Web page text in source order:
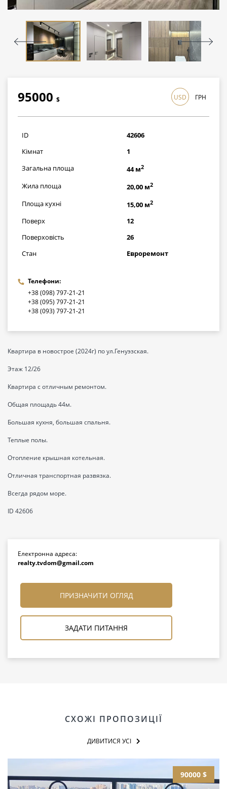
95000 $
2755000грн
USD ГРН
ID
42606
Кімнат
1
Загальна площа
44 м2
Жила площа 20,00 м2
Площа кухні 15,00 м2
Поверх
12
Поверховість
26
Стан
Евроремонт
Телефони:
+38 (098) 797-21-21
+38 (095) 797-21-21
+38 (093) 797-21-21
Квартира в новострое (2024г) по ул.Генуэзская.
Этаж 12/26
Квартира с отличным ремонтом.
Общая площадь 44м.
Большая кухня, большая спальня.
Теплые полы.
Отопление крышная котельная.
Отличная транспортная развязка.
Всегда рядом море.
ID 42606
Електронна адреса:
realty.tvdom@gmail.com
ПРИЗНАЧИТИ ОГЛЯД
ЗАДАТИ ПИТАННЯ
СХОЖІ ПРОПОЗИЦІЇ
ДИВИТИСЯ УСІ
90000 $